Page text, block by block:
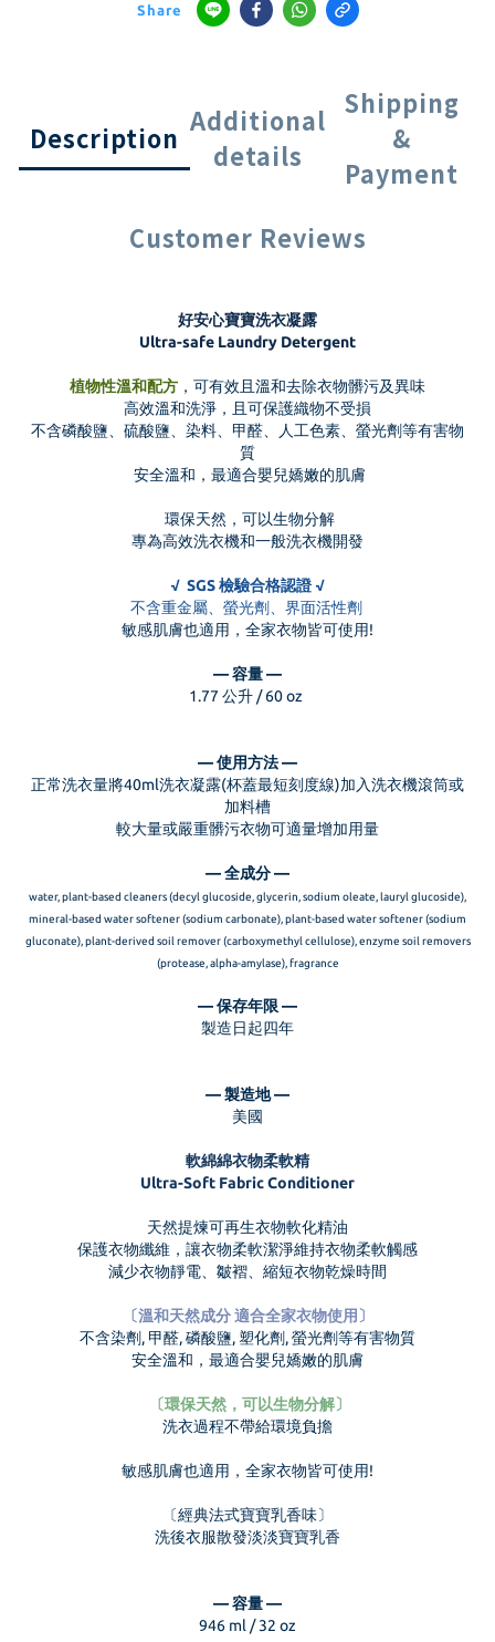
Share
Description
Additional
details
Shipping
&
Payment
Customer Reviews
好安心寶寶洗衣凝露
Ultra-safe Laundry Detergent
植物性溫和配方 ，可有效且溫和去除衣物髒污及異味
高效溫和洗淨，且可保護織物不受損
不含磷酸鹽、硫酸鹽、染料、甲醛、人工色素、螢光劑等有害物
質
安全溫和，最適合嬰兒嬌嫩的肌膚
環保天然，可以生物分解
專為高效洗衣機和一般洗衣機開發
√ SGS 檢驗合格認證 √
不含重金屬、螢光劑、界面活性劑
敏感肌膚也適用，全家衣物皆可使用!
— 容量 —
1.77 公升 / 60 oz
— 使用方法 —
正常洗衣量將40ml洗衣凝露(杯蓋最短刻度線)加入洗衣機滾筒或
加料槽
較大量或嚴重髒污衣物可適量增加用量
— 全成分 —
water, plant-based cleaners (decyl glucoside, glycerin, sodium oleate, lauryl glucoside),
mineral-based water softener (sodium carbonate), plant-based water softener (sodium
gluconate), plant-derived soil remover (carboxymethyl cellulose), enzyme soil removers
(protease, alpha-amylase), fragrance
— 保存年限 —
製造日起四年
— 製造地 —
美國
軟綿綿衣物柔軟精
Ultra-Soft Fabric Conditioner
天然提煉可再生衣物軟化精油
保護衣物纖維，讓衣物柔軟潔淨維持衣物柔軟觸感
減少衣物靜電、皺褶、縮短衣物乾燥時間
〔溫和天然成分 適合全家衣物使用〕
不含染劑, 甲醛, 磷酸鹽, 塑化劑, 螢光劑等有害物質
安全溫和，最適合嬰兒嬌嫩的肌膚
〔環保天然，可以生物分解〕
洗衣過程不帶給環境負擔
敏感肌膚也適用，全家衣物皆可使用!
〔經典法式寶寶乳香味〕
洗後衣服散發淡淡寶寶乳香
— 容量 —
946 ml / 32 oz